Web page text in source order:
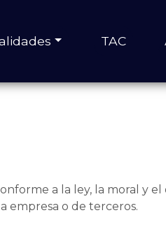
TAC
a la ley, la moral y
empresa o de terceros.